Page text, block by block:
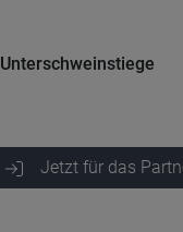
Jetzt für das